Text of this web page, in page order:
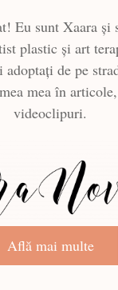
Eu sunt Xaara și
plastic și art
de pe
mea în
videoclipuri.
Află mai multe